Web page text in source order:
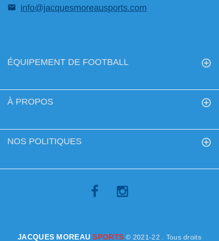
info@jacquesmoreausports.com
ÉQUIPEMENT DE FOOTBALL
À PROPOS
NOS POLITIQUES
JACQUES MOREAU SPORTS© 2021-22 . Tous droits